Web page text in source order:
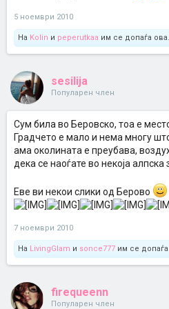
5 ноември 2010
На Kolin и peperutkaa им се допаѓа ова.
sesilija
Популарен член
Сум била во Беровско, тоа е
Градчето е мало и нема многу
ама околината е преубава,
дека се наоѓате во некоја алпска
Еве ви некои слики од Берово
7 ноември 2010
На LivingGlam и sonce777 им се
firequeenn
Популарен член